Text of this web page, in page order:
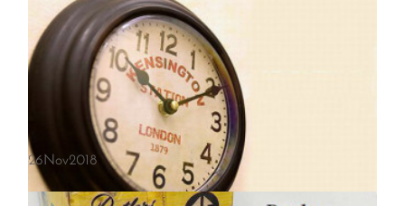
1年ぶりに、LUCAS CONVERTER UNIT CLEAR/ルーカス コンバータ
ー ヘッドライトカバー デッドストック未使用が入荷です。クリアのコ
26 Nov2018